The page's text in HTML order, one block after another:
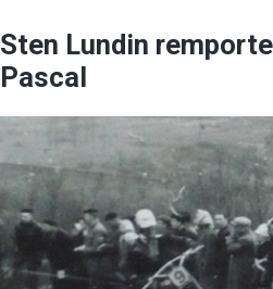
Sten Lundin
Pascal